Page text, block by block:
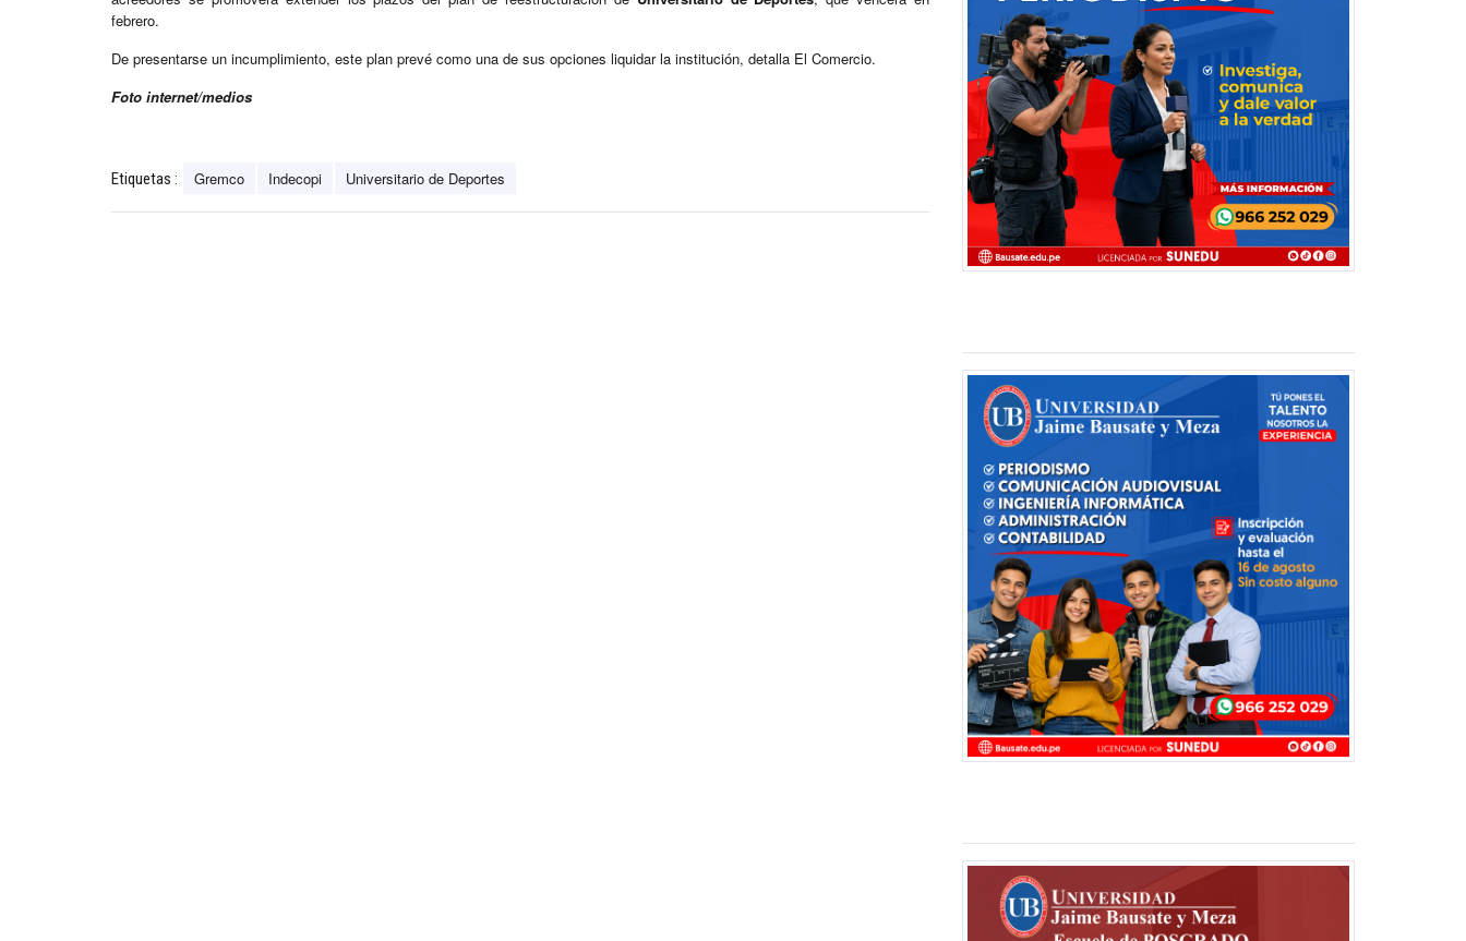
febrero.
De presentarse un incumplimiento, este plan prevé como una de sus opciones liquidar la institución, detalla El Comercio.
Foto internet/medios
Etiquetas : Gremco Indecopi Universitario de Deportes